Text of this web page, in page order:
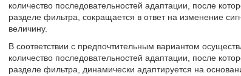
количество последовательностей адаптации, после
разделе фильтра, сокращается в ответ на изменение
величину.
В соответствии с предпочтительным вариантом
количество последовательностей адаптации, после
разделе фильтра, динамически адаптируется на